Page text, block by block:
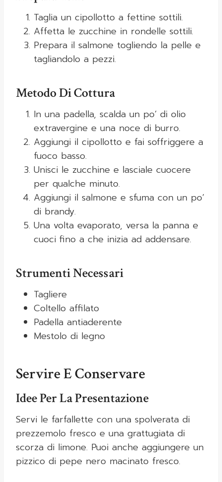
Taglia un cipollotto a fettine sottili.
Affetta le zucchine in rondelle sottili.
Prepara il salmone togliendo la pelle e
tagliandolo a pezzi.
Metodo Di Cottura
In una padella, scalda un po’ di olio
extravergine e una noce di burro.
Aggiungi il cipollotto e fai soffriggere a
fuoco basso.
Unisci le zucchine e lasciale cuocere
per qualche minuto.
Aggiungi il salmone e sfuma con un po’
di brandy.
Una volta evaporato, versa la panna e
cuoci fino a che inizia ad addensare.
Strumenti Necessari
Tagliere
Coltello affilato
Padella antiaderente
Mestolo di legno
Servire E Conservare
Idee Per La Presentazione
Servi le farfallette con una spolverata di
prezzemolo fresco e una grattugiata di
scorza di limone. Puoi anche aggiungere un
pizzico di pepe nero macinato fresco.